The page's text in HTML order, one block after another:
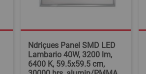
Ndriçues Panel SMD LED
Lambario 40W, 3200 lm,
6400 K, 59.5x59.5 cm,